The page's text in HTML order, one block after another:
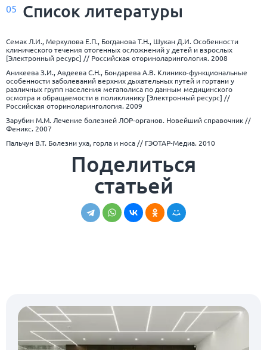
05 Список литературы
Семак Л.И., Меркулова Е.П., Богданова Т.Н., Шукан Д.И. Особенности
клинического течения отогенных осложнений у детей и взрослых
[Электронный ресурс] // Российская оториноларингология. 2008
Аникеева З.И., Авдеева С.Н., Бондарева А.В. Клинико-функциональные
особенности заболеваний верхних дыхательных путей и гортани у
различных групп населения мегаполиса по данным медицинского
осмотра и обращаемости в поликлинику [Электронный ресурс] //
Российская оториноларингология. 2009
Зарубин М.М. Лечение болезней ЛОР-органов. Новейший справочник //
Феникс. 2007
Пальчун В.Т. Болезни уха, горла и носа // ГЭОТАР-Медиа. 2010
Поделиться
статьей